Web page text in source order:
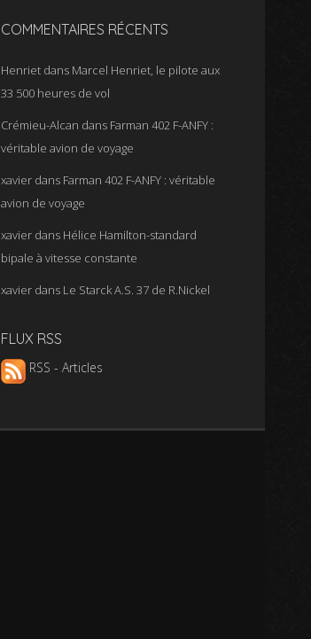
COMMENTAIRES RÉCENTS
Henriet dans Marcel Henriet, le pilote aux
33 500 heures de vol
Crémieu-Alcan dans Farman 402 F-ANFY :
véritable avion de voyage
xavier dans Farman 402 F-ANFY : véritable
avion de voyage
xavier dans Hélice Hamilton-standard
bipale à vitesse constante
xavier dans Le Starck A.S. 37 de R.Nickel
FLUX RSS
RSS - Articles